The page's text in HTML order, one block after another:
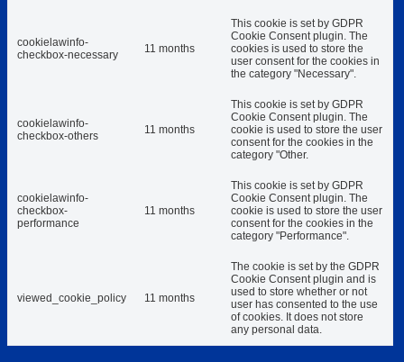
cookielawinfo-
checkbox-necessary
11 months
This cookie is set by GDPR
Cookie Consent plugin. The
cookies is used to store the
user consent for the cookies in
the category "Necessary".
cookielawinfo-
checkbox-others
11 months
This cookie is set by GDPR
Cookie Consent plugin. The
cookie is used to store the user
consent for the cookies in the
category "Other.
cookielawinfo-
checkbox-
performance
11 months
This cookie is set by GDPR
Cookie Consent plugin. The
cookie is used to store the user
consent for the cookies in the
category "Performance".
viewed_cookie_policy 11 months
The cookie is set by the GDPR
Cookie Consent plugin and is
used to store whether or not
user has consented to the use
of cookies. It does not store
any personal data.